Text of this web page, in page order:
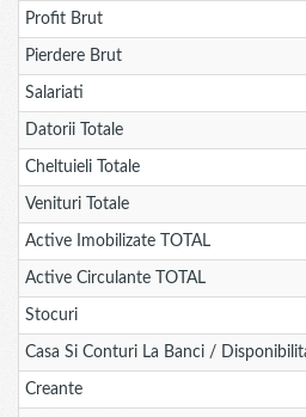
Profit Brut
Pierdere Brut
Salariati
Datorii Totale
Cheltuieli Totale
Venituri Totale
Active Imobilizate TOTAL
Active Circulante TOTAL
Stocuri
Casa Si Conturi La Banci /
Creante